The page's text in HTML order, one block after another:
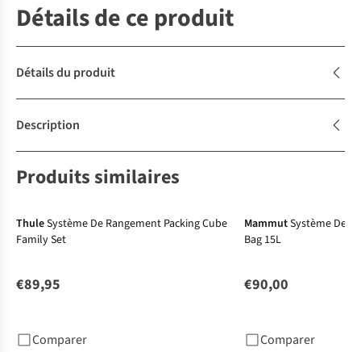
Détails de ce produit
Détails du produit
Description
Produits similaires
ThuleSystème De Rangement Packing Cube
Family Set
€89,95
Comparer
MammutSystème De
Bag 15L
€90,00
Comparer